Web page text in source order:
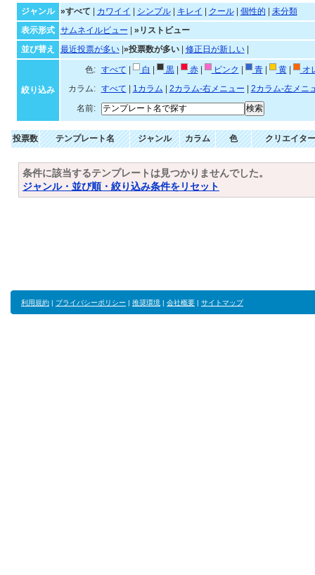
ジャンル »すべて カワイイ シンプル| キレイ クール| 個性的
未分類
表示形式
サムネイルビュー
»リストビュー
並び替え
最近投票が多い| »投票数が多い| 修正日が新しい|
絞り込み
色: すべて 白 黒| 赤| ピンク 青| 黄|
オ
カラム:
すべて 1カラム 2カラム-右メニュー
2カラム-左メニ
名前:
投票数 テンプレート名 ジャンル カラム 色 クリエイター
条件に該当するテンプレートは見つかりませんでした。
ジャンル・並び順・絞り込み条件をリセット
利用規約 | プライバシーポリシー | 推奨環境 | 会社概要 | サイトマップ